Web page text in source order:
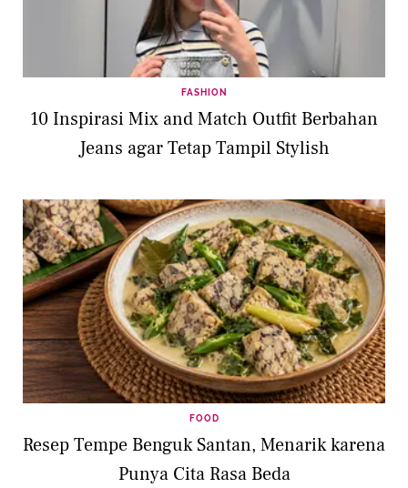
FASHION
10 Inspirasi Mix and Match Outfit Berbahan
Jeans agar Tetap Tampil Stylish
FOOD
Resep Tempe Benguk Santan, Menarik karena
Punya Cita Rasa Beda